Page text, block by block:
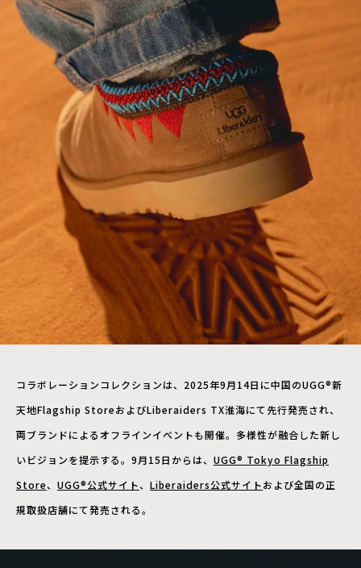
コラボレーションコレクションは、2025年9月14日に中国のUGG®新
天地Flagship StoreおよびLiberaiders TX淮海にて先行発売され、
両ブランドによるオフラインイベントも開催。多様性が融合した新し
いビジョンを提示する。9月15日からは、 UGG® Tokyo Flagship
Store、 UGG®公式サイト、 Liberaiders公式サイトおよび全国の正
規取扱店舗にて発売される。